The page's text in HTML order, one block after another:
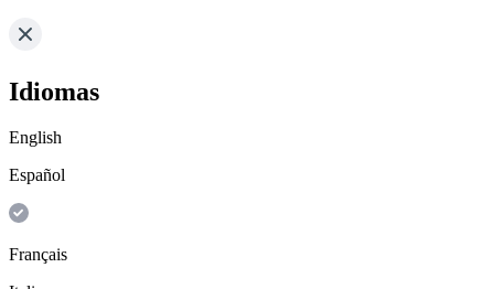
Idiomas
English
Español
Français